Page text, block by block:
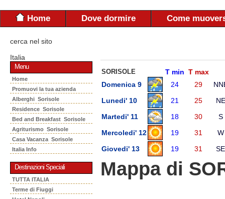
Home Dove dormire Come
cerca nel sito
Italia
Menu
Home
Promuovi la tua azienda
Alberghi Sorisole
Residence Sorisole
Bed and Breakfast Sorisole
Agriturismo Sorisole
Casa Vacanza Sorisole
Italia Info
Destinazioni Speciali
TUTTA ITALIA
Terme di Fiuggi
SORISOLE T min T max
Domenica 9
24 29
Lunedi' 10
21 25
NE
Martedi' 11
18 30
S
Mercoledi' 12
19 31
W
Giovedi' 13
19 31 SE
Mappa di